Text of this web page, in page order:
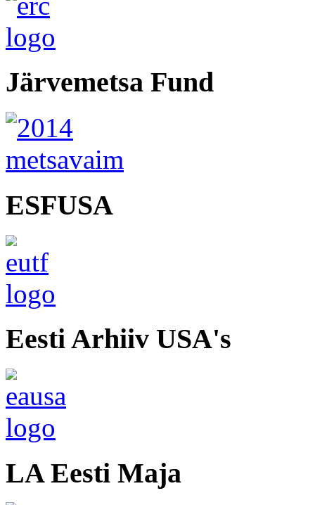
Järvemetsa Fund
ESFUSA
Eesti Arhiiv USA's
LA Eesti Maja